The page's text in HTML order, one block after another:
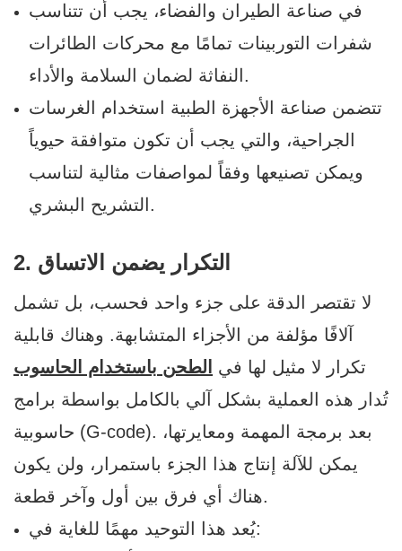
في صناعة الطيران والفضاء، يجب أن تتناسب
شفرات التوربينات تمامًا مع محركات الطائرات
النفاثة لضمان السلامة والأداء.
تتضمن صناعة الأجهزة الطبية استخدام الغرسات
الجراحية، والتي يجب أن تكون متوافقة حيوياً
ويمكن تصنيعها وفقاً لمواصفات مثالية لتناسب
التشريح البشري.
2. التكرار يضمن الاتساق
لا تقتصر الدقة على جزء واحد فحسب، بل تشمل
آلافًا مؤلفة من الأجزاء المتشابهة. وهناك قابلية
تكرار لا مثيل لها في
الطحن باستخدام الحاسوب
تُدار هذه العملية بشكل آلي بالكامل بواسطة برامج
حاسوبية (G-code). بعد برمجة المهمة ومعايرتها،
يمكن للآلة إنتاج هذا الجزء باستمرار، ولن يكون
هناك أي فرق بين أول وآخر قطعة.
يُعد هذا التوحيد مهمًا للغاية في: